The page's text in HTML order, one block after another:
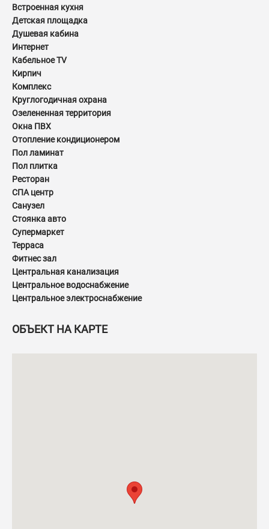
Встроенная кухня
Детская площадка
Душевая кабина
Интернет
Кабельное TV
Кирпич
Комплекс
Круглогодичная охрана
Озелененная территория
Окна ПВХ
Отопление кондиционером
Пол ламинат
Пол плитка
Ресторан
СПА центр
Санузел
Стоянка авто
Супермаркет
Терраса
Фитнес зал
Центральная канализация
Центральное водоснабжение
Центральное электроснабжение
ОБЪЕКТ НА КАРТЕ